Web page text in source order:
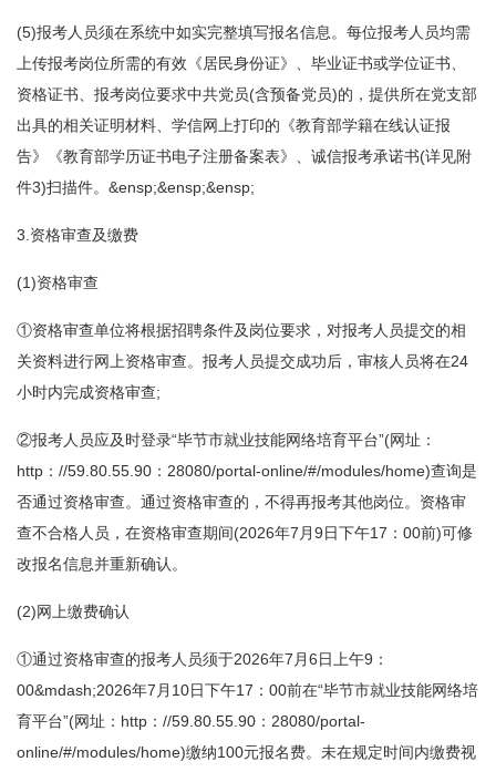
(5)报考人员须在系统中如实完整填写报名信息。每位报考人员均需
上传报考岗位所需的有效《居民身份证》、毕业证书或学位证书、
资格证书、报考岗位要求中共党员(含预备党员)的，提供所在党支部
出具的相关证明材料、学信网上打印的《教育部学籍在线认证报
告》《教育部学历证书电子注册备案表》、诚信报考承诺书(详见附
件3)扫描件。&ensp;&ensp;&ensp;
3.资格审查及缴费
(1)资格审查
①资格审查单位将根据招聘条件及岗位要求，对报考人员提交的相
关资料进行网上资格审查。报考人员提交成功后，审核人员将在24
小时内完成资格审查;
②报考人员应及时登录“毕节市就业技能网络培育平台”(网址：
http：//59.80.55.90：28080/portal-online/#/modules/home)查询是
否通过资格审查。通过资格审查的，不得再报考其他岗位。资格审
查不合格人员，在资格审查期间(2026年7月9日下午17：00前)可修
改报名信息并重新确认。
(2)网上缴费确认
①通过资格审查的报考人员须于2026年7月6日上午9：
00&mdash;2026年7月10日下午17：00前在“毕节市就业技能网络培
育平台”(网址：http：//59.80.55.90：28080/portal-
online/#/modules/home)缴纳100元报名费。未在规定时间内缴费视